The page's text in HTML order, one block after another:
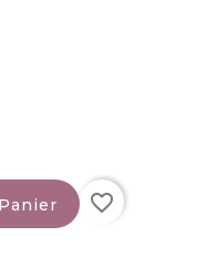
favorite_border